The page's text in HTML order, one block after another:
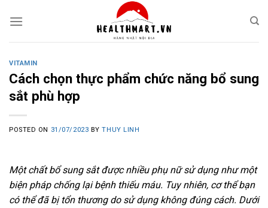
VITAMIN
Cách chọn thực phẩm chức năng bổ sung
sắt phù hợp
POSTED ON 31/07/2023 BYTHUY LINH
Một chất bổ sung sắt được nhiều phụ nữ sử dụng như một
biện pháp chống lại bệnh thiếu máu. Tuy nhiên, cơ thể bạn
có thể đã bị tổn thương do sử dụng không đúng cách. Dưới